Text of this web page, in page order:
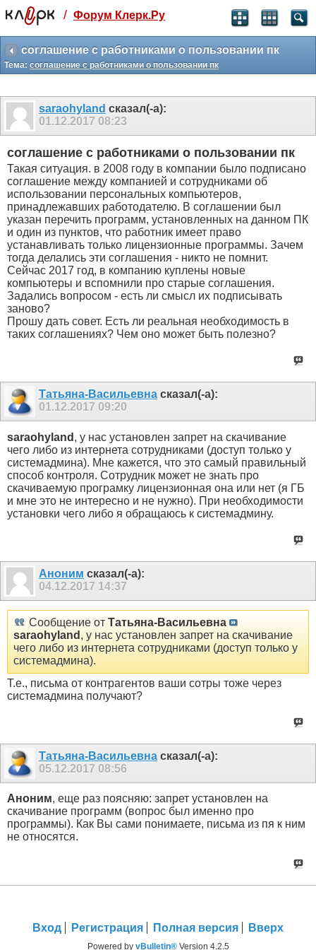
Святые угодники, Клерк без рекламы
прекрасен:)
месяц
3 месяца
259
₽
-10%
499 ₽
-15%
Отмена Оплатить
/ Форум Клерк.Ру
соглашение с работниками о пользовании пк
Тема: соглашение с работниками о пользовании пк
saraohyland сказал(-а):
01.12.2017 08:23
соглашение с работниками о пользовании пк
Такая ситуация. в 2008 году в компании было подписано
соглашение между компанией и сотрудниками об
использовании персональных компьютеров,
принадлежавших работодателю. В соглашении был
указан перечить программ, установленных на данном ПК
и один из пунктов, что работник имеет право
устанавливать только лицензионные программы. Зачем
тогда делались эти соглашения - никто не помнит.
Сейчас 2017 год, в компанию куплены новые
компьютеры и вспомнили про старые соглашения.
Задались вопросом - есть ли смысл их подписывать
заново?
Прошу дать совет. Есть ли реальная необходимость в
таких соглашениях? Чем оно может быть полезно?
Татьяна-Васильевна сказал(-а):
01.12.2017 09:20
saraohyland , у нас установлен запрет на скачивание
чего либо из интернета сотрудниками (доступ только у
системадмина). Мне кажется, что это самый правильный
способ контроля. Сотрудник может не знать про
скачиваемую програмку лицензионная она или нет (я ГБ
и мне это не интересно и не нужно). При необходимости
установки чего либо я обращаюсь к системадмину.
Аноним сказал(-а):
04.12.2017 14:37
Сообщение от Татьяна-Васильевна
saraohyland , у нас установлен запрет на скачивание
чего либо из интернета сотрудниками (доступ только у
системадмина).
Т.е., письма от контрагентов ваши сотры тоже через
системадмина получают?
Татьяна-Васильевна сказал(-а):
05.12.2017 08:56
Аноним, еще раз поясняю: запрет установлен на
скачивание программ (вопрос был именно про
программы). Как Вы сами понимаете, письма из пя к ним
не относятся.
Вход Регистрация Полная версия Вверх
Powered by vBulletin®Version 4.2.5